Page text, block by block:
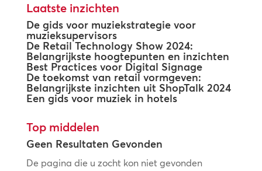
Laatste inzichten
De gids voor muziekstrategie voor
muzieksupervisors
De Retail Technology Show 2024:
Belangrijkste hoogtepunten en inzichten
Best Practices voor Digital Signage
De toekomst van retail vormgeven:
Belangrijkste inzichten uit ShopTalk 2024
Een gids voor muziek in hotels
Top middelen
Geen Resultaten Gevonden
De pagina die u zocht kon niet gevonden